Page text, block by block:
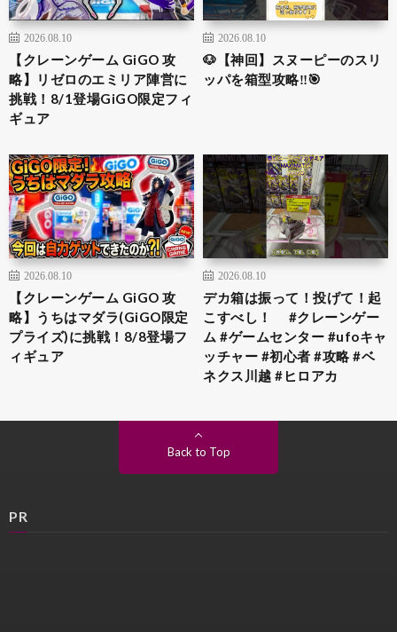
2026.08.10
【クレーンゲーム GiGO 攻
略】リゼロのエミリア陣営に
挑戦！8/1登場GiGO限定フィ
ギュア
2026.08.10
🐶【神回】スヌーピーのスリ
ッパを箱型攻略‼️🎯
2026.08.10
【クレーンゲーム GiGO 攻
略】うちはマダラ(GiGO限定
プライズ)に挑戦！8/8登場フ
ィギュア
2026.08.10
デカ箱は振って！投げて！起
こすべし！ #クレーンゲー
ム #ゲームセンター #ufoキャ
ッチャー #初心者 #攻略 #ベ
ネクス川越 #ヒロアカ
Back to Top
PR